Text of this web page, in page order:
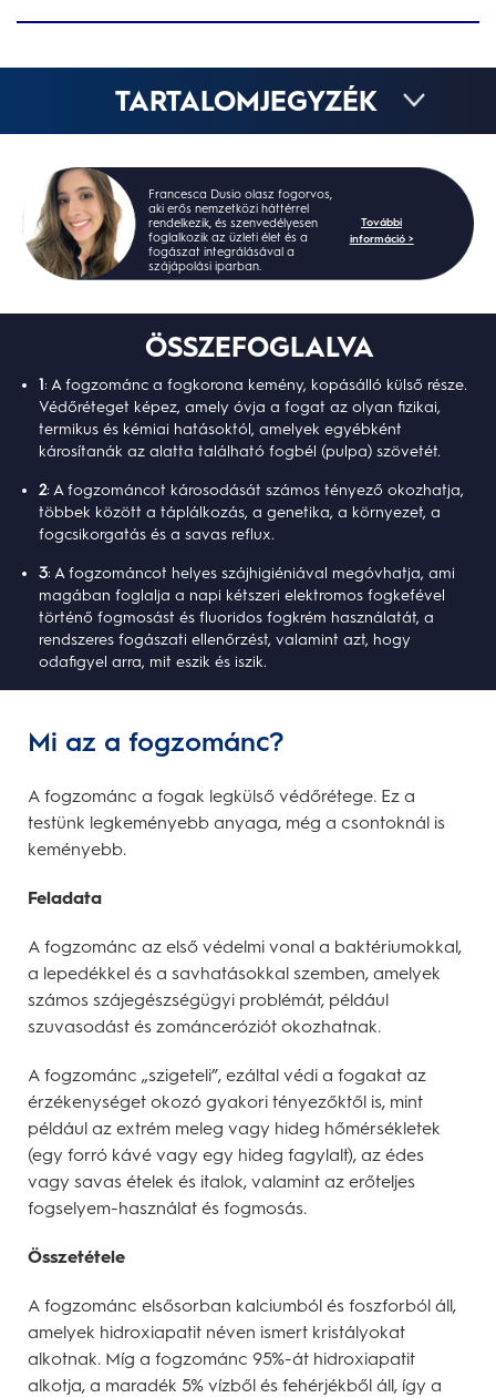
TARTALOMJEGYZÉK
Francesca Dusio olasz fogorvos,
aki erős nemzetközi háttérrel
rendelkezik, és szenvedélyesen
foglalkozik az üzleti élet és a
fogászat integrálásával a
szájápolási iparban.
További
információ >
ÖSSZEFOGLALVA
1: A fogzománc a fogkorona kemény, kopásálló külső része.
Védőréteget képez, amely óvja a fogat az olyan fizikai,
termikus és kémiai hatásoktól, amelyek egyébként
károsítanák az alatta található fogbél (pulpa) szövetét.
2: A fogzománcot károsodását számos tényező okozhatja,
többek között a táplálkozás, a genetika, a környezet, a
fogcsikorgatás és a savas reflux.
3: A fogzománcot helyes szájhigiéniával megóvhatja, ami
magában foglalja a napi kétszeri elektromos fogkefével
történő fogmosást és fluoridos fogkrém használatát, a
rendszeres fogászati ellenőrzést, valamint azt, hogy
odafigyel arra, mit eszik és iszik.
Mi az a fogzománc?
A fogzománc a fogak legkülső védőrétege. Ez a
testünk legkeményebb anyaga, még a csontoknál is
keményebb.
Feladata
A fogzománc az első védelmi vonal a baktériumokkal,
a lepedékkel és a savhatásokkal szemben, amelyek
számos szájegészségügyi problémát, például
szuvasodást és zománceróziót okozhatnak.
A fogzománc „szigeteli”, ezáltal védi a fogakat az
érzékenységet okozó gyakori tényezőktől is, mint
például az extrém meleg vagy hideg hőmérsékletek
(egy forró kávé vagy egy hideg fagylalt), az édes
vagy savas ételek és italok, valamint az erőteljes
fogselyem-használat és fogmosás.
Összetétele
A fogzománc elsősorban kalciumból és foszforból áll,
amelyek hidroxiapatit néven ismert kristályokat
alkotnak. Míg a fogzománc 95%-át hidroxiapatit
alkotja, a maradék 5% vízből és fehérjékből áll, így a